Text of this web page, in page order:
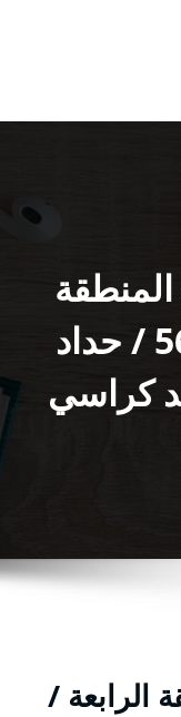
الرابعة / 56585569 / حداد
كراسي
الرابعة /